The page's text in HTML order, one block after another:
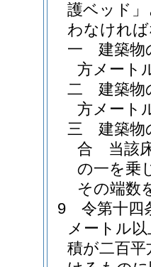
護ベッド
わなけれ
一
建築物
方メート
二
建築物
方メート
三
建築物
合 当該
の一を乗
その端数
9
令第十四
メートル
積が二百